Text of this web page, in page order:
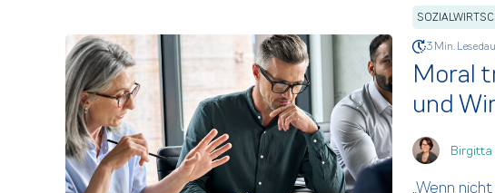
3 Min.
Moral
und
Birgitta
„Wenn